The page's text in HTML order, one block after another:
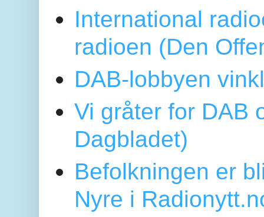
International
radioen (Den
DAB-lobbyen
Vi gråter for DAB
Dagbladet)
Befolkningen er
Nyre i